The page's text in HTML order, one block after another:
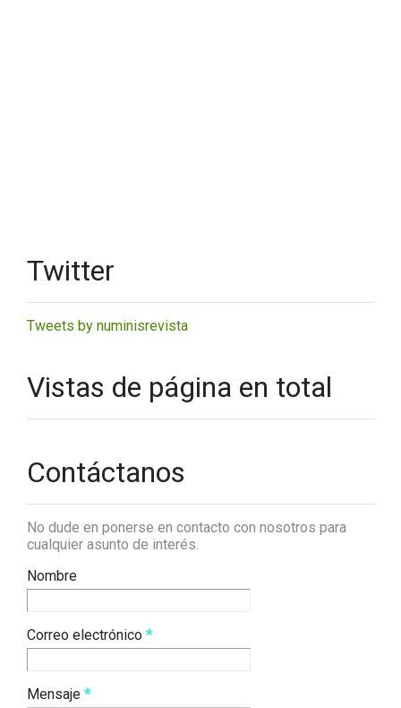
Twitter
Tweets by numinisrevista
Vistas de página en total
Contáctanos
No dude en ponerse en contacto con nosotros para
cualquier asunto de interés.
Nombre
Correo electrónico *
Mensaje *